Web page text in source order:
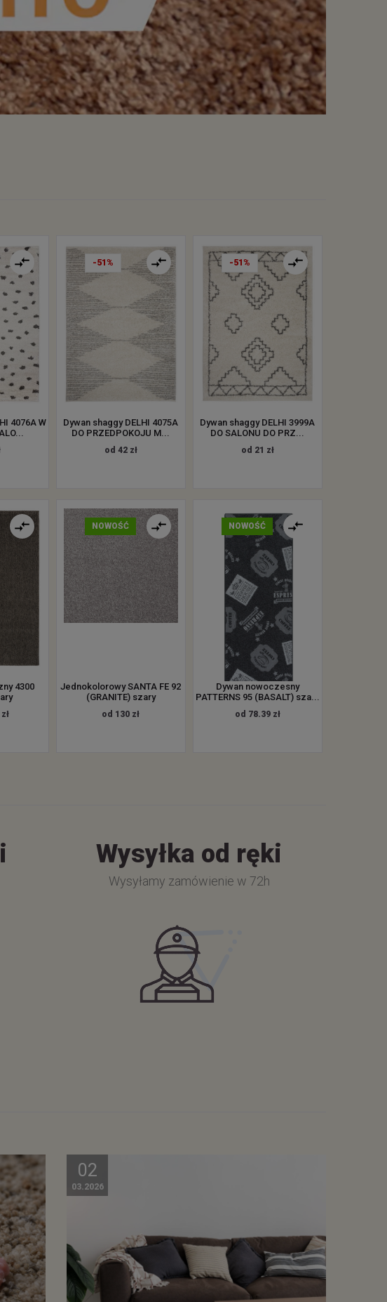
4076A W
-51%
Dywan shaggy DELHI 4075A
DO PRZEDPOKOJU M...
od 42 zł
-51%
Dywan shaggy DELHI 3999A
DO SALONU DO PRZ...
od 21 zł
4300
NOWOŚĆ
Jednokolorowy SANTA FE 92
(GRANITE) szary
od 130 zł
NOWOŚĆ
Dywan nowoczesny
PATTERNS 95 (BASALT) sza...
od 78.39 zł
Wysyłka od ręki
Wysyłamy zamówienie w 72h
02
03.2026